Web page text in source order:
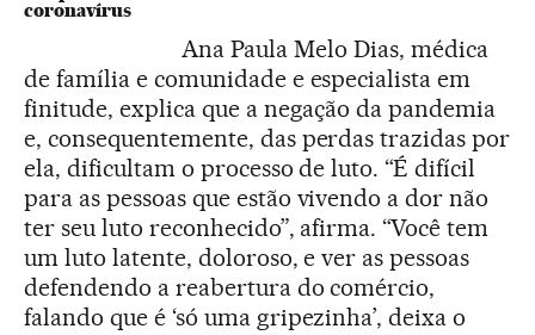
coronavírus
Ana Paula Melo Dias, médica
de família e comunidade e especialista em
finitude, explica que a negação da pandemia
e, consequentemente, das perdas trazidas por
ela, dificultam o processo de luto. “É difícil
para as pessoas que estão vivendo a dor não
ter seu luto reconhecido”, afirma. “Você tem
um luto latente, doloroso, e ver as pessoas
defendendo a reabertura do comércio,
falando que é ‘só uma gripezinha’, deixa o